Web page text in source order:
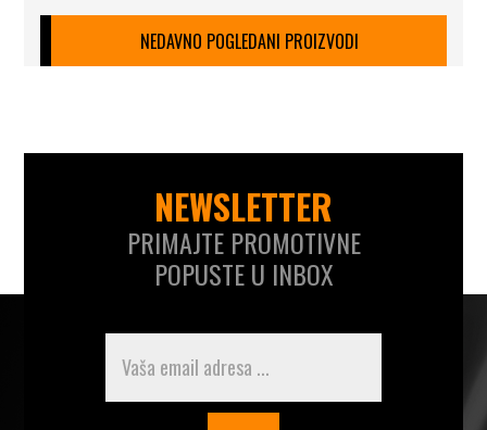
NEDAVNO POGLEDANI PROIZVODI
NEWSLETTER
PRIMAJTE PROMOTIVNE
POPUSTE U INBOX